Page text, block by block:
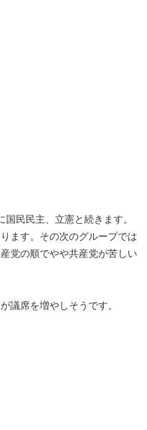
民民主、立憲と続きます。
ます。その次のグループでは
党の順でやや共産党が苦しい
議席を増やしそうです。